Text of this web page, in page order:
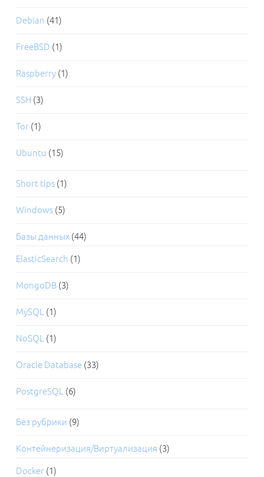
Debian (41)
FreeBSD (1)
Raspberry (1)
SSH (3)
Tor (1)
Ubuntu (15)
Short tips (1)
Windows (5)
Базы данных (44)
ElasticSearch (1)
MongoDB (3)
MySQL (1)
NoSQL (1)
Oracle Database (33)
PostgreSQL (6)
Без рубрики (9)
Контейнеризация/Виртуализация (3)
Docker (1)